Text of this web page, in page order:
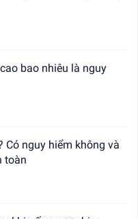
bao nhiêu là nguy
Có nguy hiểm không và
toàn